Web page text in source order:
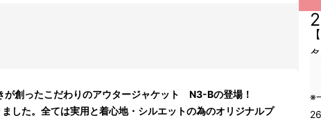
が創ったこだわりのアウタージャケット N3-Bの登場！
した。全ては実用と着心地・シルエットの為のオリジナルプ
名
※